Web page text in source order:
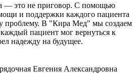
— это не приговор. С помощью
и поддержки каждого пациента
проблему. В "Кира Мед" мы создаем
пациент мог вернуться к
надежду на будущее.